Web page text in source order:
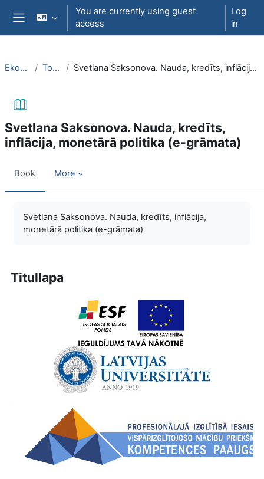
Skip to main content
You are currently using guest
access
Log
in
EkonT000 Topic 29 Svetlana Saksonova. Nauda, kredīts, inflācija, monetārā politika (e-grāmata)
Svetlana Saksonova. Nauda, kredīts,
inflācija, monetārā politika (e-grāmata)
Book More
Svetlana Saksonova. Nauda, kredīts, inflācija,
monetārā politika (e-grāmata)
Titullapa